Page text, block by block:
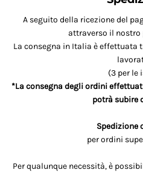
A seguito della ricezione del
attraverso il nostro
La consegna in Italia è effettuata
(3 per le
*La consegna degli ordini
potrà subire
Spedizione
per ordini
Per qualunque necessità, è